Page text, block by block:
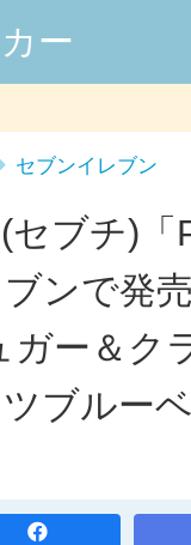
ー
セブンイレブン
セブチ)
ンで発
ガー＆ク
ブルー